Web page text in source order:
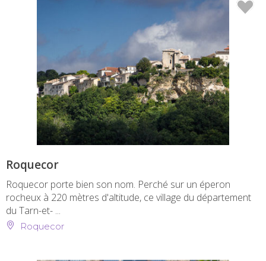
Roquecor
Roquecor porte bien son nom. Perché sur un éperon
rocheux à 220 mètres d'altitude, ce village du département
du Tarn-et- ...
Roquecor